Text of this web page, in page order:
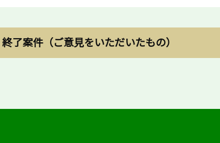
終了案件（ご意見をいただいたもの）